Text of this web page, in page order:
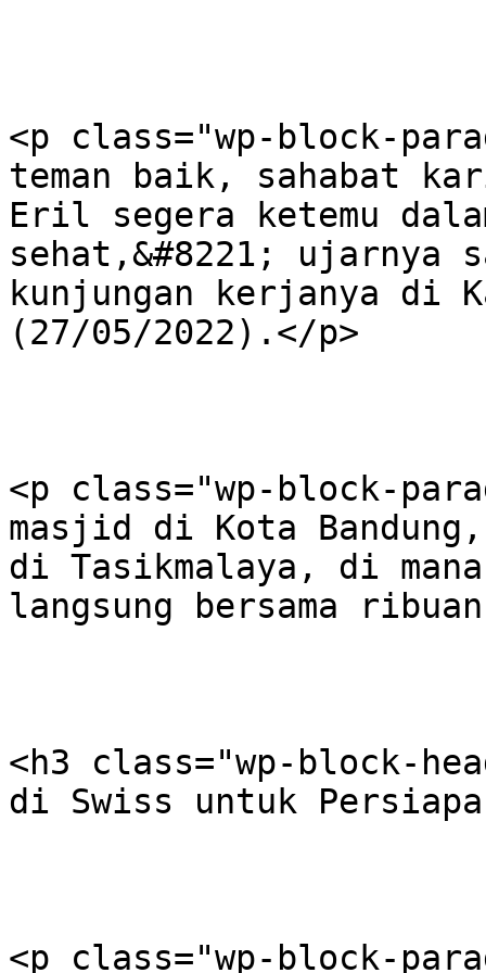
<p class="wp-block-
teman baik, sahabat
Eril segera ketemu
sehat,&#8221;
kunjungan kerjanya di
(27/05/2022).</p>
<p class="wp-block-
masjid di Kota
di Tasikmalaya, di
langsung bersama
<h3 class="wp-block-
di Swiss untuk
<p class="wp-block-